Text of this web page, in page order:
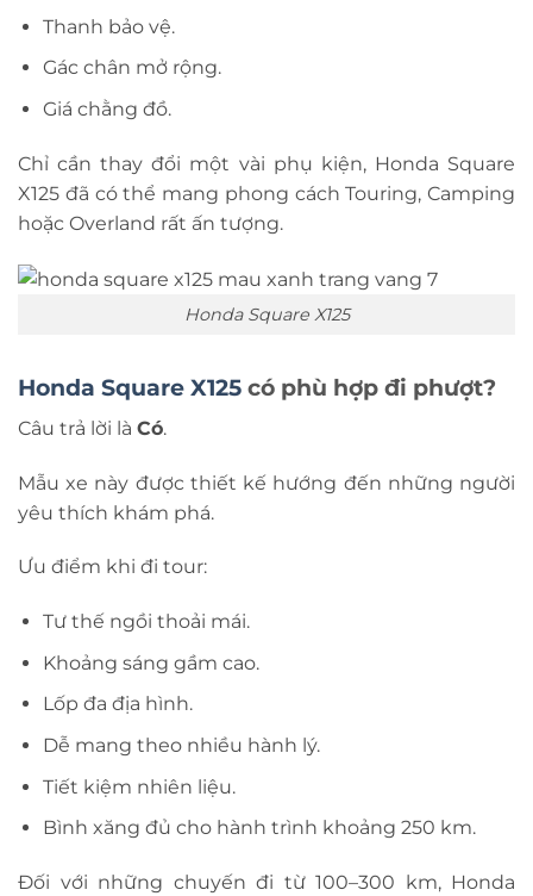
Thanh bảo vệ.
Gác chân mở rộng.
Giá chằng đồ.
Chỉ cần thay đổi một vài phụ kiện, Honda Square
X125 đã có thể mang phong cách Touring, Camping
hoặc Overland rất ấn tượng.
Honda Square X125
Honda Square X125 có phù hợp đi phượt?
Câu trả lời là Có.
Mẫu xe này được thiết kế hướng đến những người
yêu thích khám phá.
Ưu điểm khi đi tour:
Tư thế ngồi thoải mái.
Khoảng sáng gầm cao.
Lốp đa địa hình.
Dễ mang theo nhiều hành lý.
Tiết kiệm nhiên liệu.
Bình xăng đủ cho hành trình khoảng 250 km.
Đối với những chuyến đi từ 100–300 km, Honda